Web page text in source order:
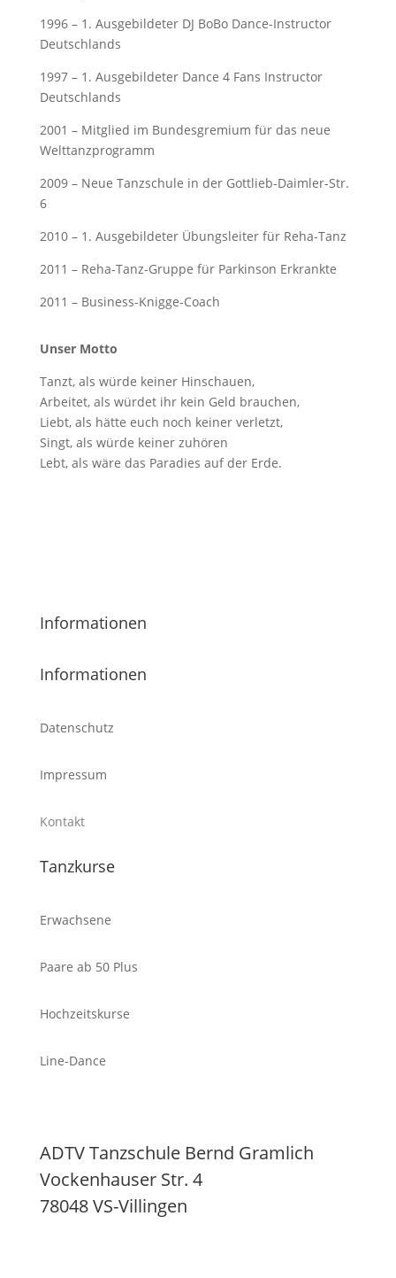
1996 – 1. Ausgebildeter DJ BoBo Dance-Instructor
Deutschlands
1997 – 1. Ausgebildeter Dance 4 Fans Instructor
Deutschlands
2001 – Mitglied im Bundesgremium für das neue
Welttanzprogramm
2009 – Neue Tanzschule in der Gottlieb-Daimler-Str.
6
2010 – 1. Ausgebildeter Übungsleiter für Reha-Tanz
2011 – Reha-Tanz-Gruppe für Parkinson Erkrankte
2011 – Business-Knigge-Coach
Unser Motto
Tanzt, als würde keiner Hinschauen,
Arbeitet, als würdet ihr kein Geld brauchen,
Liebt, als hätte euch noch keiner verletzt,
Singt, als würde keiner zuhören
Lebt, als wäre das Paradies auf der Erde.
Informationen
Informationen
Datenschutz
Impressum
Kontakt
Tanzkurse
Erwachsene
Paare ab 50 Plus
Hochzeitskurse
Line-Dance
ADTV Tanzschule Bernd Gramlich
Vockenhauser Str. 4
78048 VS-Villingen